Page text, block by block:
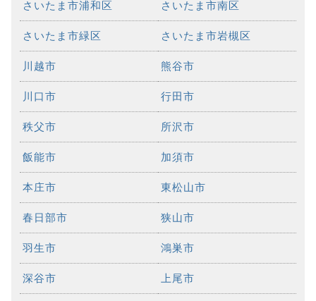
さいたま市浦和区 さいたま市南区
さいたま市緑区 さいたま市岩槻区
川越市 熊谷市
川口市 行田市
秩父市 所沢市
飯能市 加須市
本庄市 東松山市
春日部市 狭山市
羽生市 鴻巣市
深谷市 上尾市